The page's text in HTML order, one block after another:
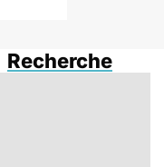
Recherche